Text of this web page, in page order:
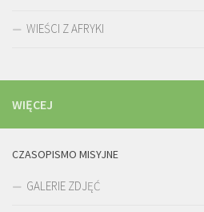
WIEŚCI Z AFRYKI
WIĘCEJ
CZASOPISMO MISYJNE
GALERIE ZDJĘĆ